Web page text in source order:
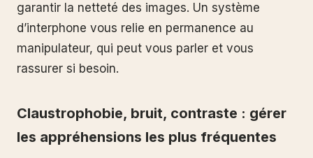
garantir la netteté des images. Un système
d’interphone vous relie en permanence au
manipulateur, qui peut vous parler et vous
rassurer si besoin.
Claustrophobie, bruit, contraste : gérer
les appréhensions les plus fréquentes